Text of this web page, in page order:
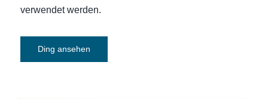
verwendet werden.
Ding ansehen